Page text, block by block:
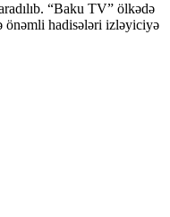
“Baku TV” ölkədə
önəmli hadisələri izləyiciyə